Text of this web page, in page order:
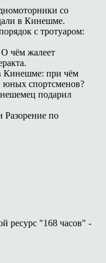
со
в Кинешме.
с тротуаром:
чём жалеет
Кинешме: при чём
юных спортсменов?
подарил
по
ресурс "168 часов" -